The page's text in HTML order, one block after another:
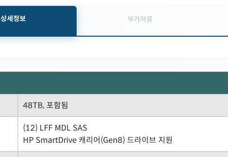
상세정보 부가자료
48TB, 포함됨
(12) LFF MDL SAS
HP SmartDrive 캐리어(Gen8) 드라이브 지원